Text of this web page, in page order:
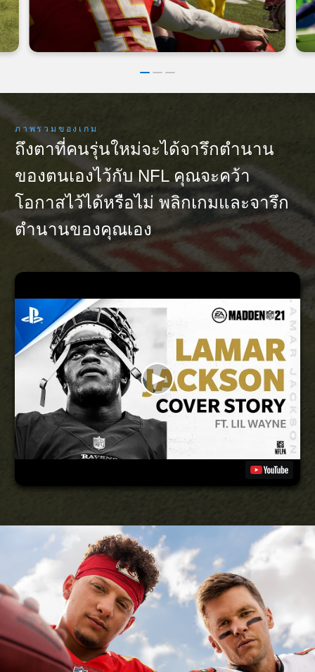
ภาพรวมของเกม
ถึงตาที่คนรุ่นใหม่จะได้จารึกตำนาน
ของตนเองไว้กับ NFL คุณจะคว้า
โอกาสไว้ได้หรือไม่ พลิกเกมและจารึก
ตำนานของคุณเอง